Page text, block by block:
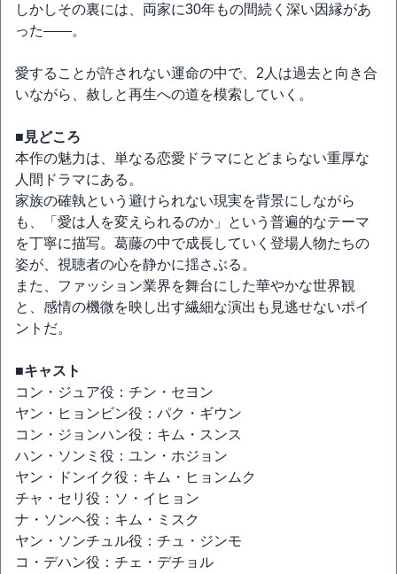
しかしその裏には、両家に30年もの間続く深い因縁があ
った――。
愛することが許されない運命の中で、2人は過去と向き合
いながら、赦しと再生への道を模索していく。
■見どころ
本作の魅力は、単なる恋愛ドラマにとどまらない重厚な
人間ドラマにある。
家族の確執という避けられない現実を背景にしながら
も、「愛は人を変えられるのか」という普遍的なテーマ
を丁寧に描写。葛藤の中で成長していく登場人物たちの
姿が、視聴者の心を静かに揺さぶる。
また、ファッション業界を舞台にした華やかな世界観
と、感情の機微を映し出す繊細な演出も見逃せないポイ
ントだ。
■キャスト
コン・ジュア役：チン・セヨン
ヤン・ヒョンビン役：パク・ギウン
コン・ジョンハン役：キム・スンス
ハン・ソンミ役：ユン・ホジョン
ヤン・ドンイク役：キム・ヒョンムク
チャ・セリ役：ソ・イヒョン
ナ・ソンヘ役：キム・ミスク
ヤン・ソンチュル役：チュ・ジンモ
コ・デハン役：チェ・デチョル